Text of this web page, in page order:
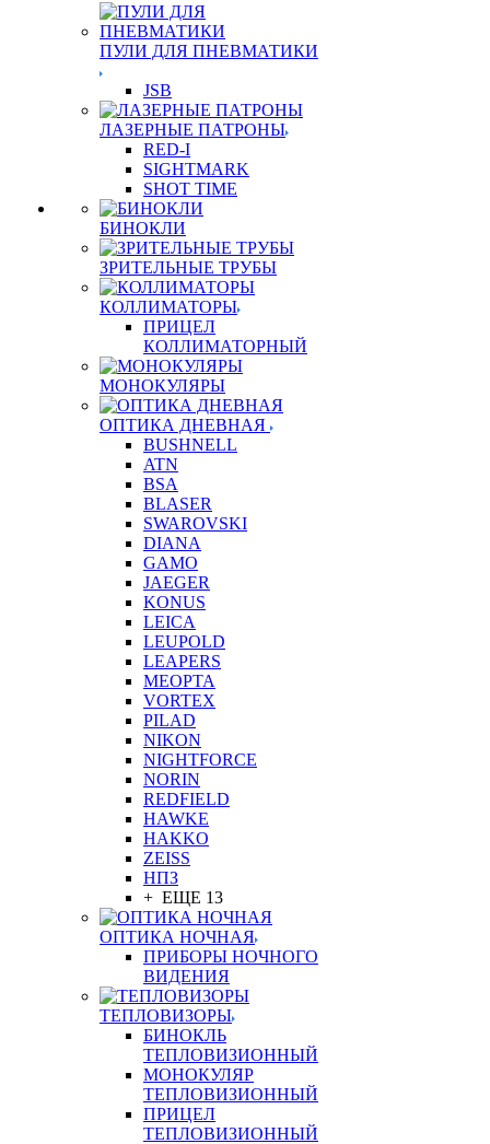
ПУЛИ ДЛЯ ПНЕВМАТИКИ
JSB
ЛАЗЕРНЫЕ ПАТРОНЫ
RED-I
SIGHTMARK
SHOT TIME
БИНОКЛИ
ЗРИТЕЛЬНЫЕ ТРУБЫ
КОЛЛИМАТОРЫ
ПРИЦЕЛ
КОЛЛИМАТОРНЫЙ
МОНОКУЛЯРЫ
ОПТИКА ДНЕВНАЯ
BUSHNELL
ATN
BSA
BLASER
SWAROVSKI
DIANA
GAMO
JAEGER
KONUS
LEICA
LEUPOLD
LEAPERS
MEOPTA
VORTEX
PILAD
NIKON
NIGHTFORCE
NORIN
REDFIELD
HAWKE
HAKKO
ZEISS
НПЗ
+ ЕЩЕ 13
ОПТИКА НОЧНАЯ
ПРИБОРЫ НОЧНОГО
ВИДЕНИЯ
ТЕПЛОВИЗОРЫ
БИНОКЛЬ
ТЕПЛОВИЗИОННЫЙ
МОНОКУЛЯР
ТЕПЛОВИЗИОННЫЙ
ПРИЦЕЛ
ТЕПЛОВИЗИОННЫЙ